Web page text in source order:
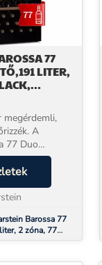
77
LITER,
LED,
megérdemli,
A
77 Duo
77 palack
191 literes
mindössze
üz...
Barossa 77
2 zóna, 77
LED, fekete